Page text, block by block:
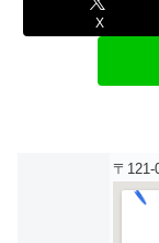
X
〒